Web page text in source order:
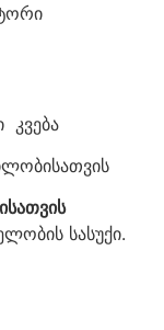
სასუქი.